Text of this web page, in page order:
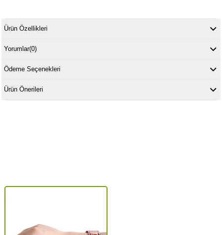
Ürün Özellikleri
Yorumlar(0)
Ödeme Seçenekleri
Ürün Önerileri